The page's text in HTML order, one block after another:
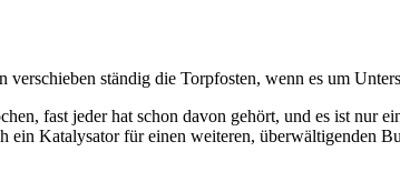
ständig die Torpfosten, wenn es um
fast jeder hat schon davon gehört, und es ist nur
Katalysator für einen weiteren, überwältigenden